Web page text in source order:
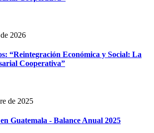
2026
“Reintegración Económica y Social: La
Cooperativa”
de 2025
Guatemala - Balance Anual 2025